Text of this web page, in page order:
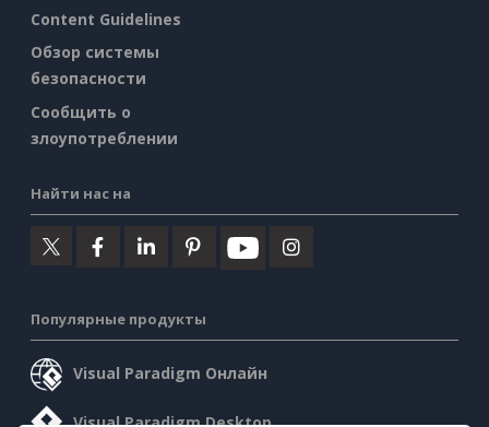
Content Guidelines
Обзор системы
безопасности
Сообщить о
злоупотреблении
Найти нас на
Популярные продукты
Visual Paradigm Онлайн
Visual Paradigm Desktop